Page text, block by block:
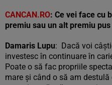
CANCAN.RO: Ce vei face cu
premiu sau un alt premiu
Damaris Lupu: Dacă voi
investesc în continuare în
Poate o să fac propriile
mare și când o să am